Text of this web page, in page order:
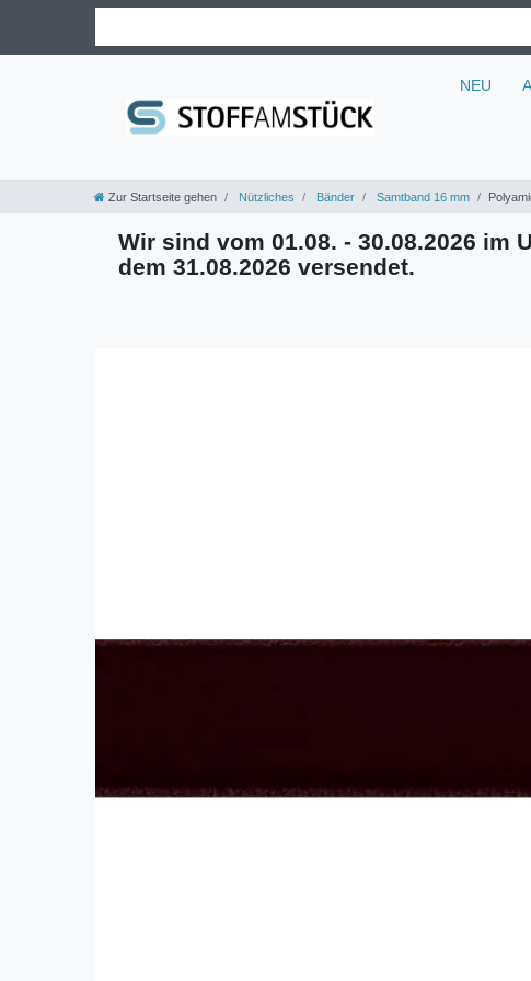
NEU
Zur Startseite gehen Nützliches Bänder Samtband 16 mm
Wir sind vom 01.08. - 30.08.2026 im
dem 31.08.2026 versendet.